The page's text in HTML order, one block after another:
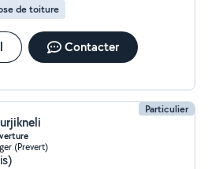
de toiture
Contacter
Particulier
(Prevert)